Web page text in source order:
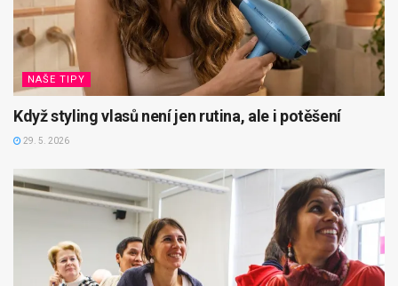
NAŠE TIPY
Když styling vlasů není jen rutina, ale i potěšení
29. 5. 2026